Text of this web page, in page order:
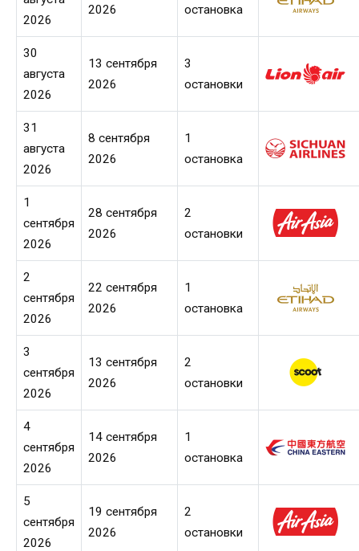
2026
2026 остановка
30
августа
2026
13 сентября
2026
3
остановки
31
августа
2026
8 сентября
2026
1
остановка
1
сентября
2026
28 сентября
2026
2
остановки
2
сентября
2026
22 сентября
2026
1
остановка
3
сентября
2026
13 сентября
2026
2
остановки
4
сентября
2026
14 сентября
2026
1
остановка
5
сентября
2026
19 сентября
2026
2
остановки